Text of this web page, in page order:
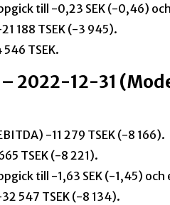
till -0,23 SEK (-0,46)
188 TSEK (-3 945).
TSEK.
2022-12-31
-11 279 TSEK (-8 166).
TSEK (-8 221).
till -1,63 SEK (-1,45)
547 TSEK (-8 134).